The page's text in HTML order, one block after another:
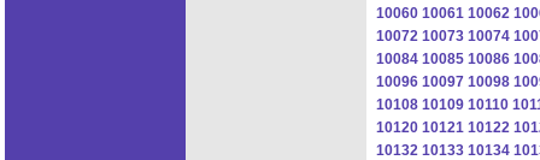
10060 10061 10062
10072 10073 10074
10084 10085 10086
10096 10097 10098
10108 10109 10110
10120 10121 10122
10132 10133 10134